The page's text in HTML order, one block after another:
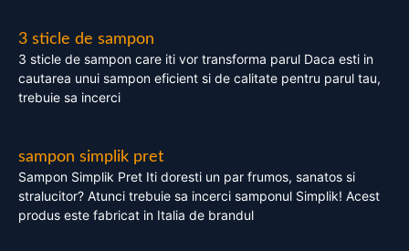
3 sticle de sampon
3 sticle de sampon care iti vor transforma parul Daca esti in
cautarea unui sampon eficient si de calitate pentru parul tau,
trebuie sa incerci
sampon simplik pret
Sampon Simplik Pret Iti doresti un par frumos, sanatos si
stralucitor? Atunci trebuie sa incerci samponul Simplik! Acest
produs este fabricat in Italia de brandul